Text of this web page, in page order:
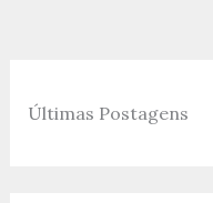
Últimas Postagens